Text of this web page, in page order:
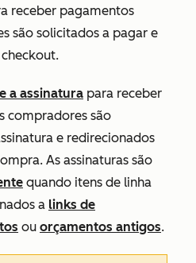
receber pagamentos
são solicitados a pagar e
a assinatura para receber
compradores são
e redirecionados
As assinaturas são
quando itens de linha
a links de
ou orçamentos antigos.